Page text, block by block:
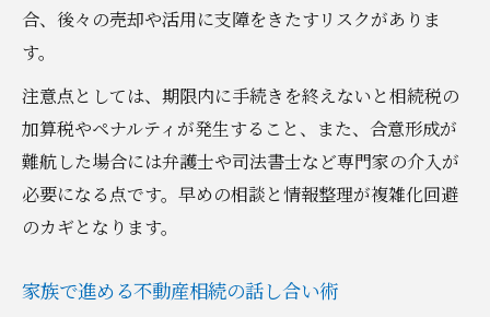
合、後々の売却や活用に支障をきたすリスクがありま
す。
注意点としては、期限内に手続きを終えないと相続税の
加算税やペナルティが発生すること、また、合意形成が
難航した場合には弁護士や司法書士など専門家の介入が
必要になる点です。早めの相談と情報整理が複雑化回避
のカギとなります。
家族で進める不動産相続の話し合い術